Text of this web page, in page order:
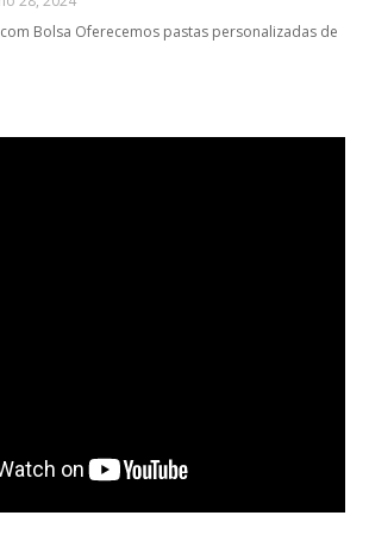
Bolsa Oferecemos pastas personalizadas de